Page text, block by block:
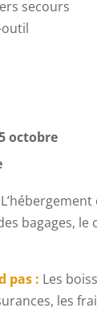
secours
octobre
bagages, le
pas : Les
les